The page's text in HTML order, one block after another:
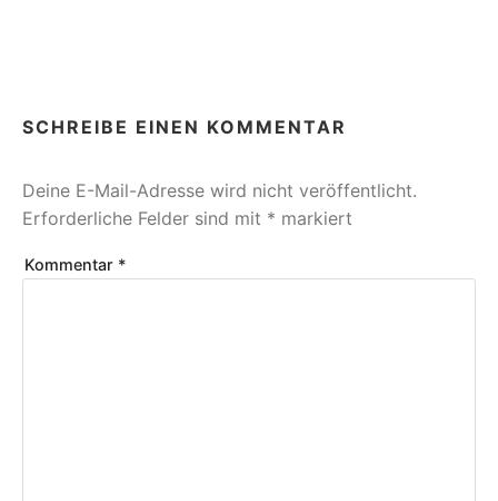
SCHREIBE EINEN KOMMENTAR
Deine E-Mail-Adresse wird nicht veröffentlicht.
Erforderliche Felder sind mit * markiert
Kommentar *